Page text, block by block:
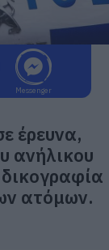
Messenger
έρευνα,
ανήλικου
ατόμων.